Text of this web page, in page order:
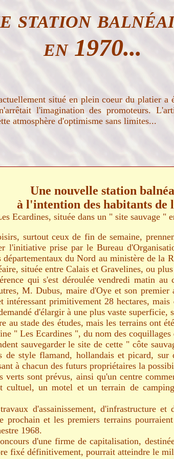
station
en 1970...
situé en plein coeur du platier a
l'imagination des promoteurs.
atmosphère d'optimisme sans limites...
Une nouvelle station
à l'intention des habitants de
Ecardines, située dans un " site sauvage "
surtout ceux de fin de semaine,
l'initiative prise par le Bureau
départementaux du Nord au ministère de la
située entre Calais et Gravelines, ou
qui s'est déroulée vendredi matin
M. Dubus, maire d'Oye et son
intéressant primitivement 28 hectares,
d'élargir à une plus vaste superficie,
au stade des études, mais les terrains ont
" Les Ecardines ", du nom des
sauvegarder le site de cette " côte
de style flamand, hollandais et picard,
à chacun des futurs propriétaires la
verts sont prévus, ainsi qu'un centre
cultuel, un motel et un terrain de
d'assainissement, d'infrastructure et
prochain et les premiers terrains
1968.
d'une firme de capitalisation,
fixé définitivement, pourrait atteindre le